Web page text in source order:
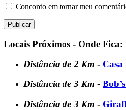
Concordo em tornar meu
Locais Próximos - Onde Fica:
Distância de 2 Km -
Distância de 3 Km -
Distância de 3 Km -